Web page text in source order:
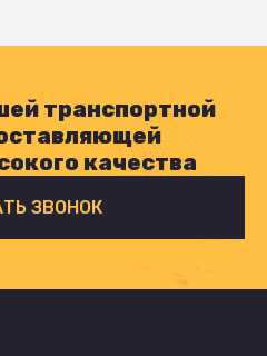
транспортной
качества
ЗВОНОК